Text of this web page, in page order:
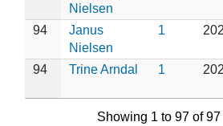
Nielsen
94
Janus
Nielsen
1
94 Trine Arndal 1
Showing 1 to 97 of